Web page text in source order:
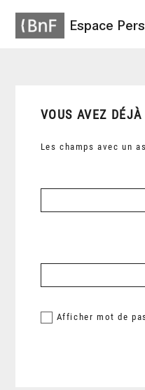
Espace
VOUS AVEZ
Les champs avec un
Afficher mot de